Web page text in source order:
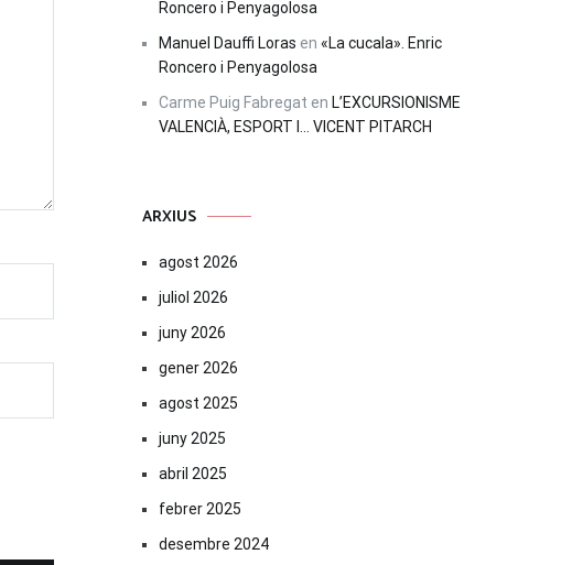
Roncero i Penyagolosa
Manuel Dauffi Loras en «La cucala». Enric
Roncero i Penyagolosa
Carme Puig Fabregat en L’EXCURSIONISME
VALENCIÀ, ESPORT I… VICENT PITARCH
ARXIUS
agost 2026
juliol 2026
juny 2026
gener 2026
agost 2025
juny 2025
abril 2025
febrer 2025
desembre 2024